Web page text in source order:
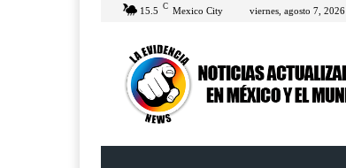
15.5 C Mexico City viernes, agosto 7, 2026